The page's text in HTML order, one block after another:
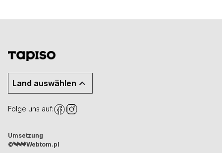
Land auswählen
Folge uns auf:
Umsetzung
©
Webtom.pl